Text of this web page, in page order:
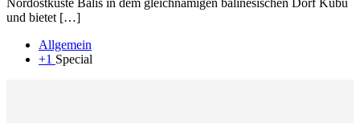
und bietet […]
Allgemein
+1 Special